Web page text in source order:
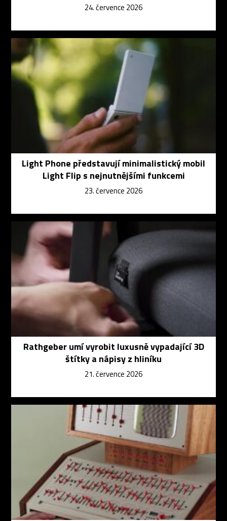
24. července 2026
Light Phone představují minimalistický mobil
Light Flip s nejnutnějšími funkcemi
23. července 2026
Rathgeber umí vyrobit luxusně vypadající 3D
štítky a nápisy z hliníku
21. července 2026